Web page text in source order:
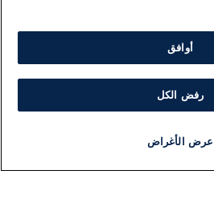
أوافق
رفض الكل
عرض الأغراض